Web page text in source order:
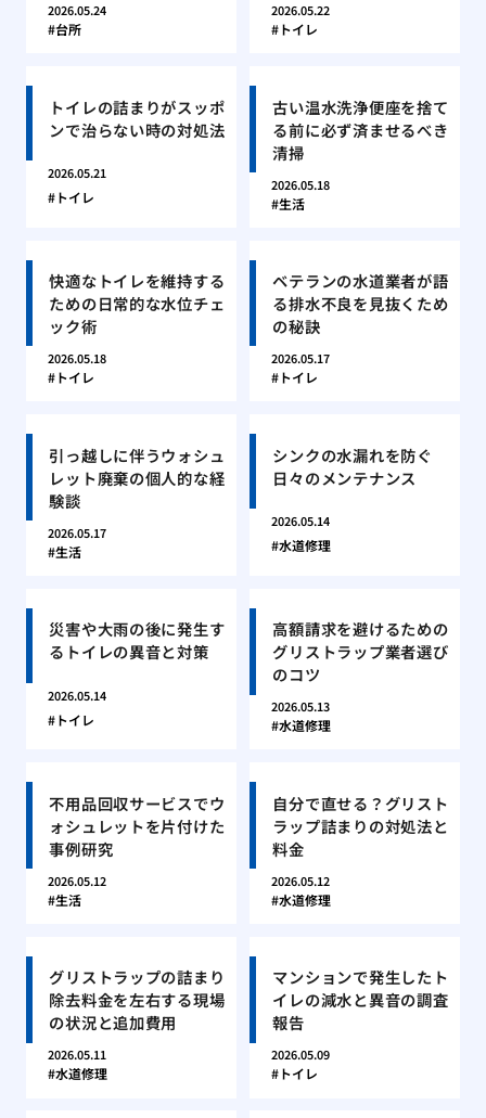
2026.05.24
台所
2026.05.22
トイレ
トイレの詰まりがスッポ
ンで治らない時の対処法
2026.05.21
トイレ
古い温水洗浄便座を捨て
る前に必ず済ませるべき
清掃
2026.05.18
生活
快適なトイレを維持する
ための日常的な水位チェ
ック術
2026.05.18
トイレ
ベテランの水道業者が語
る排水不良を見抜くため
の秘訣
2026.05.17
トイレ
引っ越しに伴うウォシュ
レット廃棄の個人的な経
験談
2026.05.17
生活
シンクの水漏れを防ぐ
日々のメンテナンス
2026.05.14
水道修理
災害や大雨の後に発生す
るトイレの異音と対策
2026.05.14
トイレ
高額請求を避けるための
グリストラップ業者選び
のコツ
2026.05.13
水道修理
不用品回収サービスでウ
ォシュレットを片付けた
事例研究
2026.05.12
生活
自分で直せる？グリスト
ラップ詰まりの対処法と
料金
2026.05.12
水道修理
グリストラップの詰まり
除去料金を左右する現場
の状況と追加費用
2026.05.11
水道修理
マンションで発生したト
イレの減水と異音の調査
報告
2026.05.09
トイレ